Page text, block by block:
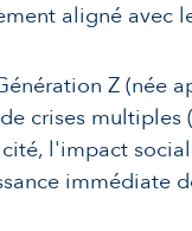
aligné avec
Z (née
crises
l'impact
immédiate